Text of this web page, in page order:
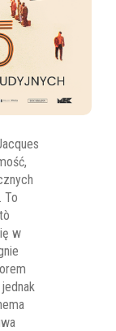
To
w